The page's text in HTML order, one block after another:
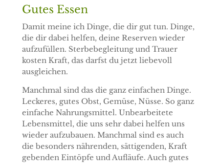
Gutes Essen
Damit meine ich Dinge, die dir gut tun. Dinge,
die dir dabei helfen, deine Reserven wieder
aufzufüllen. Sterbebegleitung und Trauer
kosten Kraft, das darfst du jetzt liebevoll
ausgleichen.
Manchmal sind das die ganz einfachen Dinge.
Leckeres, gutes Obst, Gemüse, Nüsse. So ganz
einfache Nahrungsmittel. Unbearbeitete
Lebensmittel, die uns sehr dabei helfen uns
wieder aufzubauen. Manchmal sind es auch
die besonders nährenden, sättigenden, Kraft
gebenden Eintöpfe und Aufläufe. Auch gutes